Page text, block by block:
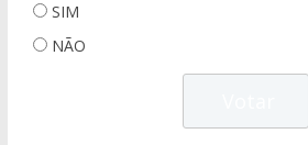
SIM
NÃO